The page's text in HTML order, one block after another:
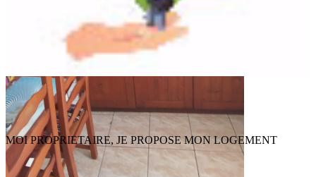
MOI PROPRIETAIRE, JE PROPOSE MON LOGEMENT